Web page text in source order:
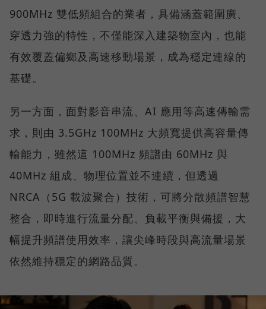
900MHz 雙低頻組合的業者，具備涵蓋範圍廣、
穿透力強的特性，不僅能深入建築物室內，也能
有效覆蓋偏鄉及高速移動場景，成為穩定連線的
基礎。
另一方面，面對影音串流、AI 應用等高速傳輸需
求，則由 3.5GHz 100MHz 大頻寬提供高容量傳
輸能力，雖然這 100MHz 頻譜由 60MHz 與
40MHz 組成、物理位置並不連續，但透過
NRCA（5G 載波聚合）技術，可將分散頻譜智慧
整合，即時進行流量分配、負載平衡與備援，大
幅提升頻譜使用效率，讓尖峰時段與高流量場景
依然維持穩定的網路品質。